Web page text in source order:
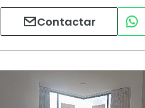
Contactar